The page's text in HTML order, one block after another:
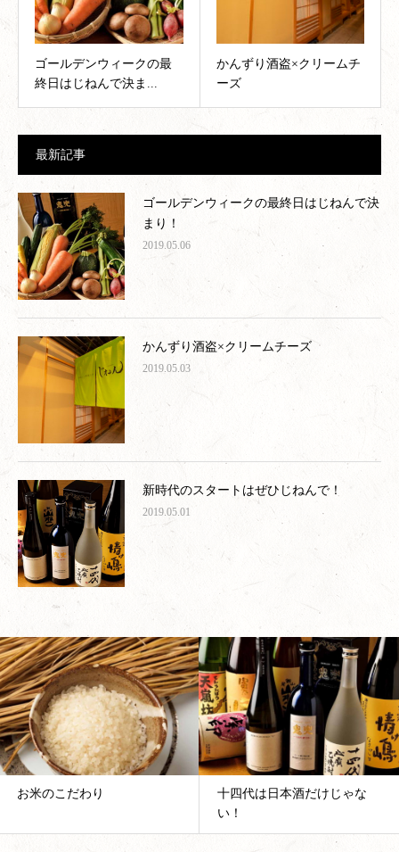
ゴールデンウィークの最
終日はじねんで決ま...
かんずり酒盗×クリームチ
ーズ
最新記事
ゴールデンウィークの最終日はじねんで決
まり！
2019.05.06
かんずり酒盗×クリームチーズ
2019.05.03
新時代のスタートはぜひじねんで！
2019.05.01
十四代は日本酒だけじゃな
いぶりがっこって何？